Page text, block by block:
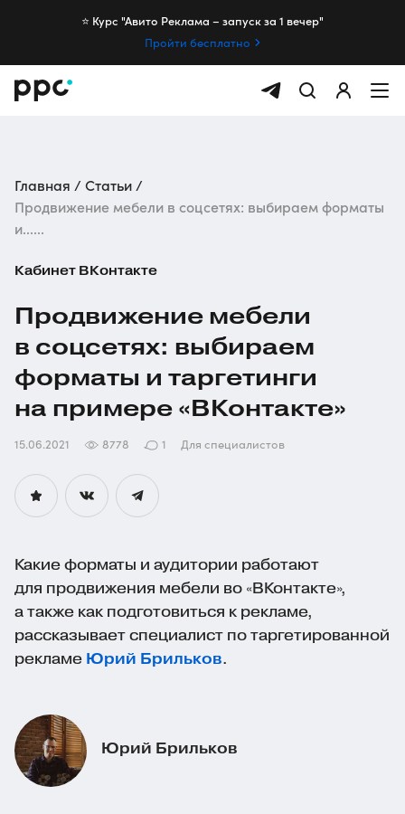
⭐️ Курс "Авито Реклама – запуск за 1 вечер"
Пройти бесплатно
Главная
Статьи
Продвижение мебели в соцсетях: выбираем форматы
и......
Кабинет ВКонтакте
Продвижение мебели
в соцсетях: выбираем
форматы и таргетинги
на примере «ВКонтакте»
15.06.2021 8778 1 Для специалистов
Какие форматы и аудитории работают
для продвижения мебели во «ВКонтакте»,
а также как подготовиться к рекламе,
рассказывает специалист по таргетированной
рекламе Юрий Брильков.
Юрий Брильков